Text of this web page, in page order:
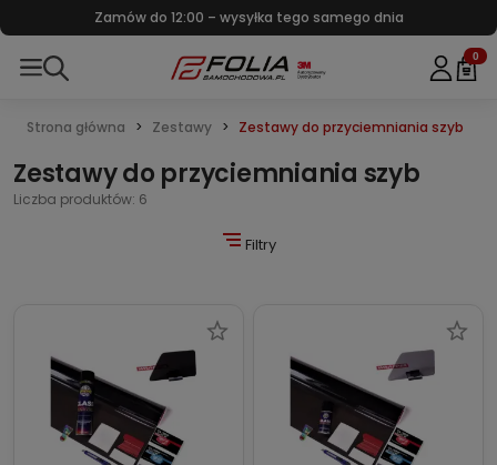
Zamów do 12:00 – wysyłka tego samego dnia
0
Strona główna Zestawy Zestawy do przyciemniania szyb
Zestawy do przyciemniania szyb
Liczba produktów: 6
Filtry